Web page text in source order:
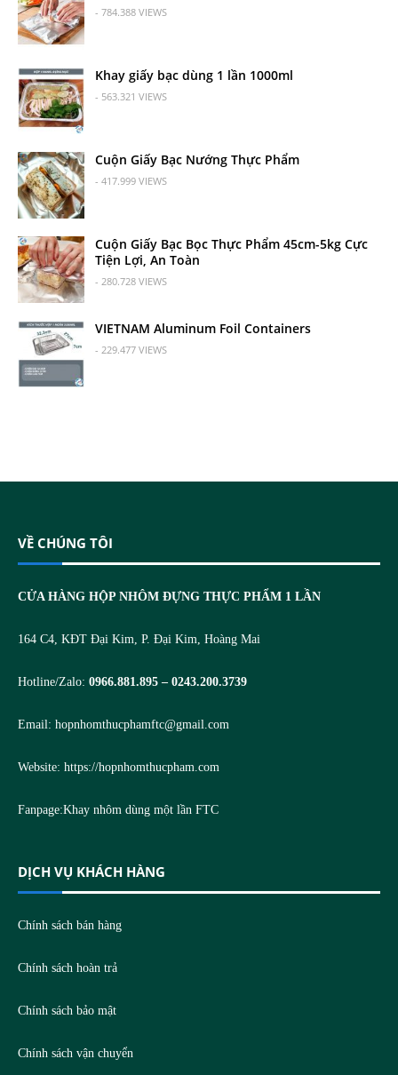
- 784.388 VIEWS
Khay giấy bạc dùng 1 lần 1000ml
- 563.321 VIEWS
Cuộn Giấy Bạc Nướng Thực Phẩm
- 417.999 VIEWS
Cuộn Giấy Bạc Bọc Thực Phẩm 45cm-5kg Cực
Tiện Lợi, An Toàn
- 280.728 VIEWS
VIETNAM Aluminum Foil Containers
- 229.477 VIEWS
VỀ CHÚNG TÔI
CỬA HÀNG HỘP NHÔM ĐỰNG THỰC PHẨM 1 LẦN
164 C4, KĐT Đại Kim, P. Đại Kim, Hoàng Mai
Hotline/Zalo: 0966.881.895 – 0243.200.3739
Email: hopnhomthucphamftc@gmail.com
Website: https://hopnhomthucpham.com
Fanpage:Khay nhôm dùng một lần FTC
DỊCH VỤ KHÁCH HÀNG
Chính sách bán hàng
Chính sách hoàn trả
Chính sách bảo mật
Chính sách vận chuyển